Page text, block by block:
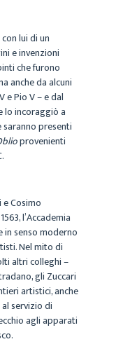
lui di un
e invenzioni
che furono
anche da alcuni
e Pio V – e dal
lo incoraggiò a
saranno presenti
provenienti
e Cosimo
l’Accademia
in senso moderno
Nel mito di
altri colleghi –
gli Zuccari
artistici, anche
servizio di
agli apparati